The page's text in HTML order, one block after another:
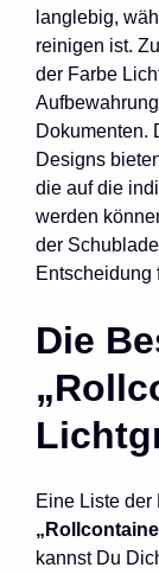
langlebig,
reinigen ist.
der Farbe
Dokumenten.
Designs
die auf die
werden
der
Entscheidung
Die
Eine Liste der
kannst Du